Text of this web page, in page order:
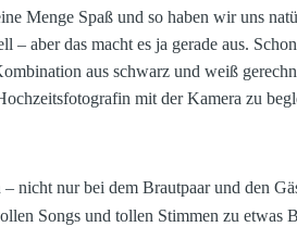
Menge Spaß und so haben wir uns
– aber das macht es ja gerade aus.
aus schwarz und weiß
mit der Kamera zu
nicht nur bei dem Brautpaar und den
Songs und tollen Stimmen zu etwas